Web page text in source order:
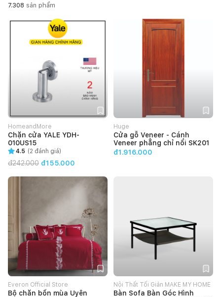
7.308 sản phẩm
HomeandMore
Chặn cửa YALE YDH-
010US15
4.5 (2 đánh giá)
đ242.000 đ155.000
Huge
Cửa gỗ Veneer - Cánh
Veneer phẳng chỉ nổi SK201
đ1.916.000
Everon Official Store
Bộ chăn bốn mùa Uyên
Nội Thất Tối Giản MAKE MY HOME
Bàn Sofa Bàn Góc Hình